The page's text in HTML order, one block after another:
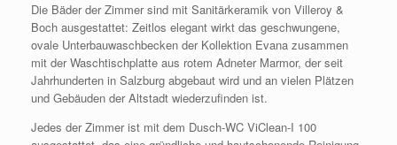
Die Bäder der Zimmer sind mit Sanitärkeramik von Villeroy &
Boch ausgestattet: Zeitlos elegant wirkt das geschwungene,
ovale Unterbauwaschbecken der Kollektion Evana zusammen
mit der Waschtischplatte aus rotem Adneter Marmor, der seit
Jahrhunderten in Salzburg abgebaut wird und an vielen Plätzen
und Gebäuden der Altstadt wiederzufinden ist.
Jedes der Zimmer ist mit dem Dusch-WC ViClean-I 100